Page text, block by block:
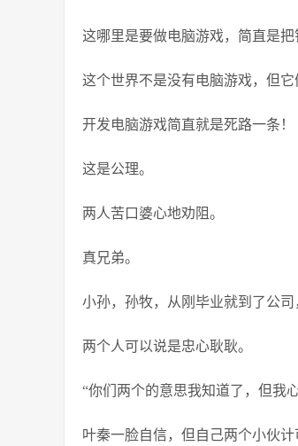
这哪里是要做电脑游戏，简直是把
这个世界不是没有电脑游戏，但
开发电脑游戏简直就是死路一条！
这是公理。
两人苦口婆心地劝阻。
真兄弟。
小孙，孙牧，从刚毕业就到了公
两个人可以说是忠心耿耿。
“你们两个的意思我知道了，但我
叶秦一脸自信，但自己两个小伙计